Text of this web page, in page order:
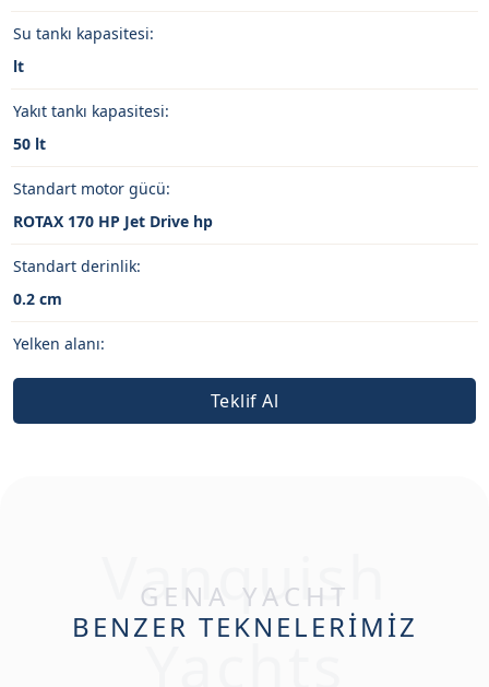
Su tankı kapasitesi:
lt
Yakıt tankı kapasitesi:
50 lt
Standart motor gücü:
ROTAX 170 HP Jet Drive hp
Standart derinlik:
0.2 cm
Yelken alanı:
Teklif Al
Vanquish
GENA YACHT
BENZER TEKNELERİMİZ